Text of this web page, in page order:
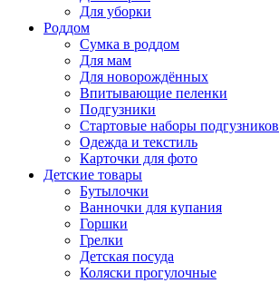
Для уборки
Роддом
Сумка в роддом
Для мам
Для новорождённых
Впитывающие пеленки
Подгузники
Стартовые наборы подгузников
Одежда и текстиль
Карточки для фото
Детские товары
Бутылочки
Ванночки для купания
Горшки
Грелки
Детская посуда
Коляски прогулочные